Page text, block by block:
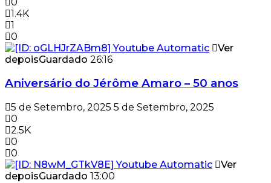
1.4K
1
0
Ver
depoisGuardado 26:16
Aniversário do Jérôme Amaro – 50 anos
5 de Setembro, 2025 5 de Setembro, 2025
0
2.5K
0
0
Ver
depoisGuardado 13:00